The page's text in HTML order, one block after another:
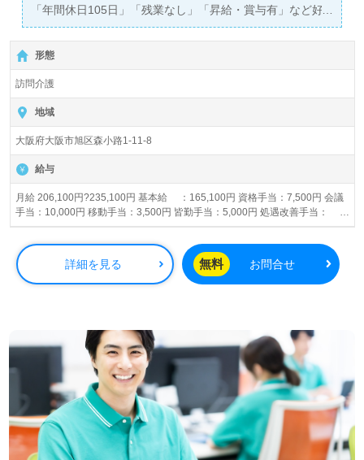
「年間休日105日」「残業なし」「昇給・賞与有」など好
待遇を完備。プライベートを充実させながら楽しく働けま
す。
形態
訪問介護
地域
大阪府大阪市旭区森小路1-11-8
給与
月給 206,100円?235,100円 基本給 ：165,100円 資格手当：7,500円 会議
手当：10,000円 移動手当：3,500円 皆勤手当：5,000円 処遇改善手当：
15,000円 介護福祉士手当：4,000円 試用期間：163,000円 処遇改善交付金年
詳細を見る 無料 お問合せ